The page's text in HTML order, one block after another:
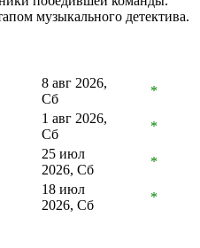
музыкального детектива.
8 авг 2026,
Сб
*
1 авг 2026,
Сб
*
25 июл
2026, Сб
*
18 июл
2026, Сб
*